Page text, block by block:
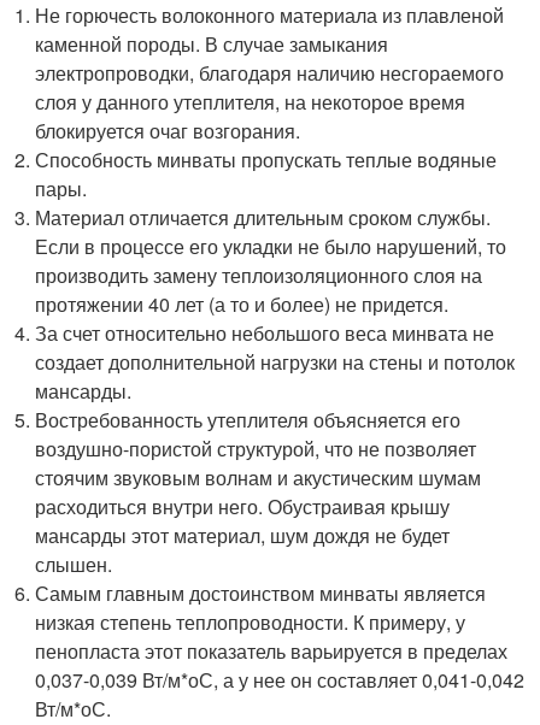
Не горючесть волоконного материала из плавленой
каменной породы. В случае замыкания
электропроводки, благодаря наличию несгораемого
слоя у данного утеплителя, на некоторое время
блокируется очаг возгорания.
Способность минваты пропускать теплые водяные
пары.
Материал отличается длительным сроком службы.
Если в процессе его укладки не было нарушений, то
производить замену теплоизоляционного слоя на
протяжении 40 лет (а то и более) не придется.
За счет относительно небольшого веса минвата не
создает дополнительной нагрузки на стены и потолок
мансарды.
Востребованность утеплителя объясняется его
воздушно-пористой структурой, что не позволяет
стоячим звуковым волнам и акустическим шумам
расходиться внутри него. Обустраивая крышу
мансарды этот материал, шум дождя не будет
слышен.
Самым главным достоинством минваты является
низкая степень теплопроводности. К примеру, у
пенопласта этот показатель варьируется в пределах
0,037-0,039 Вт/м*оС, а у нее он составляет 0,041-0,042
Вт/м*оС.